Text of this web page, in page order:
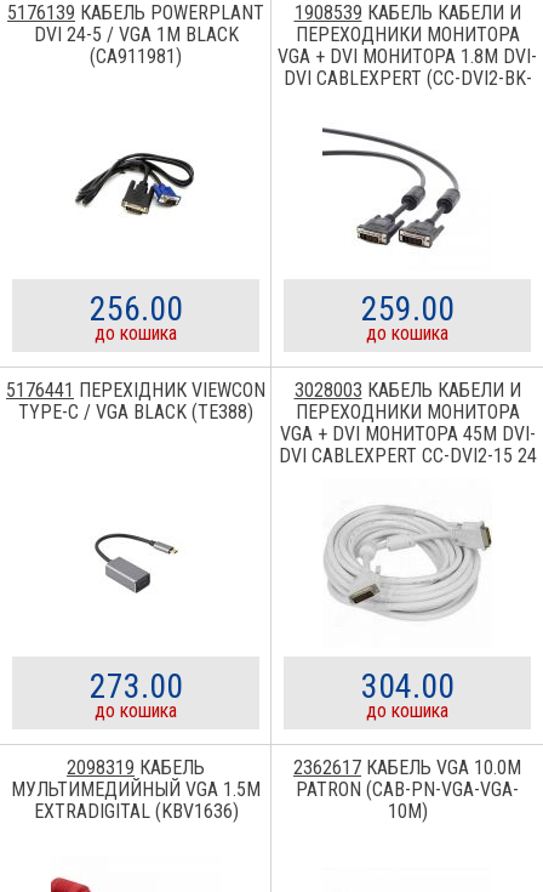
5176139 КАБЕЛЬ POWERPLANT
DVI 24-5 / VGA 1M BLACK
(CA911981)
256.00
до кошика
1908539 КАБЕЛЬ КАБЕЛИ И
ПЕРЕХОДНИКИ МОНИТОРА
VGA + DVI МОНИТОРА 1.8М DVI-
DVI CABLEXPERT (CC-DVI2-BK-
259.00
до кошика
5176441 ПЕРЕХІДНИК VIEWCON
TYPE-C / VGA BLACK (TE388)
273.00
до кошика
3028003 КАБЕЛЬ КАБЕЛИ И
ПЕРЕХОДНИКИ МОНИТОРА
VGA + DVI МОНИТОРА 45М DVI-
DVI CABLEXPERT CC-DVI2-15 24
304.00
до кошика
2098319 КАБЕЛЬ
МУЛЬТИМЕДИЙНЫЙ VGA 1.5M
EXTRADIGITAL (KBV1636)
2362617 КАБЕЛЬ VGA 10.0M
PATRON (CAB-PN-VGA-VGA-
10М)